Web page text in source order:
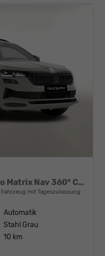
Sportline DSG Sportl Pano Matrix Nav 360° Canton ACC
Fahrzeug mit Tageszulassung
Automatik
Stahl Grau
10 km